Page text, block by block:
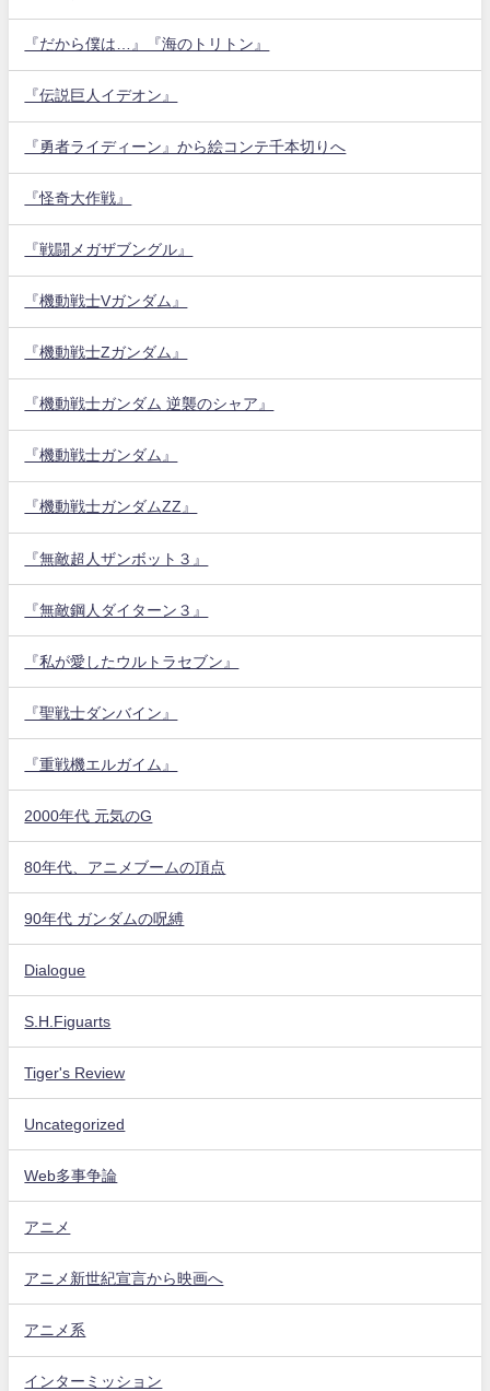
『だから僕は…』『海のトリトン』
『伝説巨人イデオン』
『勇者ライディーン』から絵コンテ千本切りへ
『怪奇大作戦』
『戦闘メガザブングル』
『機動戦士Vガンダム』
『機動戦士Zガンダム』
『機動戦士ガンダム 逆襲のシャア』
『機動戦士ガンダム』
『機動戦士ガンダムZZ』
『無敵超人ザンボット３』
『無敵鋼人ダイターン３』
『私が愛したウルトラセブン』
『聖戦士ダンバイン』
『重戦機エルガイム』
2000年代 元気のG
80年代、アニメブームの頂点
90年代 ガンダムの呪縛
Dialogue
S.H.Figuarts
Tiger's Review
Uncategorized
Web多事争論
アニメ
アニメ新世紀宣言から映画へ
アニメ系
インターミッション